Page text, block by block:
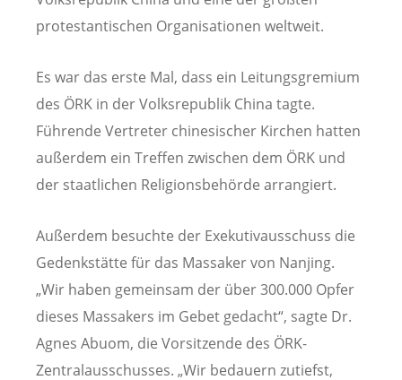
protestantischen Organisationen weltweit.
Es war das erste Mal, dass ein Leitungsgremium
des ÖRK in der Volksrepublik China tagte.
Führende Vertreter chinesischer Kirchen hatten
außerdem ein Treffen zwischen dem ÖRK und
der staatlichen Religionsbehörde arrangiert.
Außerdem besuchte der Exekutivausschuss die
Gedenkstätte für das Massaker von Nanjing.
„Wir haben gemeinsam der über 300.000 Opfer
dieses Massakers im Gebet gedacht“, sagte Dr.
Agnes Abuom, die Vorsitzende des ÖRK-
Zentralausschusses. „Wir bedauern zutiefst,